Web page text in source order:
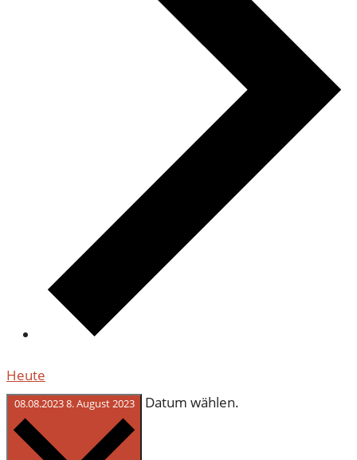
Heute
08.08.20238. August 2023 Datum wählen.